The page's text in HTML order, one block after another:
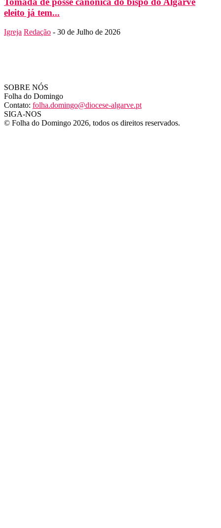
eleito já tem...
Igreja Redação - 30 de Julho de 2026
SOBRE NÓS
Folha do Domingo
Contato: folha.domingo@diocese-algarve.pt
SIGA-NOS
© Folha do Domingo 2026, todos os direitos reservados.